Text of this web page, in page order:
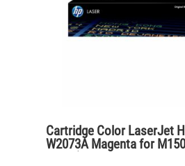
Cartridge Color LaserJet
W2073A Magenta for